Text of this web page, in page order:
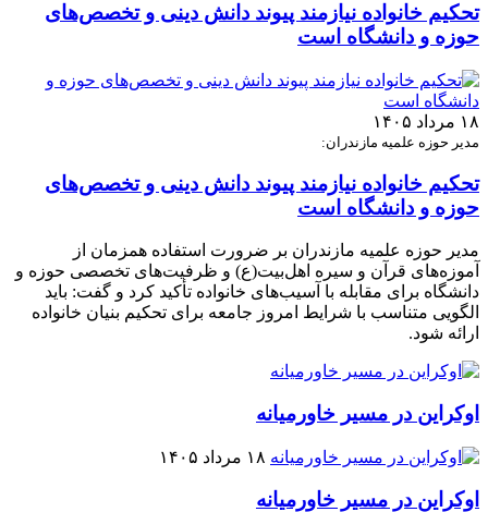
تحکیم خانواده نیازمند پیوند دانش دینی و تخصص‌های
حوزه و دانشگاه است
۱۸ مرداد ۱۴۰۵
مدیر حوزه علمیه مازندران:
تحکیم خانواده نیازمند پیوند دانش دینی و تخصص‌های
حوزه و دانشگاه است
مدیر حوزه علمیه مازندران بر ضرورت استفاده همزمان از
آموزه‌های قرآن و سیره اهل‌بیت(ع) و ظرفیت‌های تخصصی حوزه و
دانشگاه برای مقابله با آسیب‌های خانواده تأکید کرد و گفت: باید
الگویی متناسب با شرایط امروز جامعه برای تحکیم بنیان خانواده
ارائه شود.
اوکراین در مسیر خاورمیانه
۱۸ مرداد ۱۴۰۵
اوکراین در مسیر خاورمیانه